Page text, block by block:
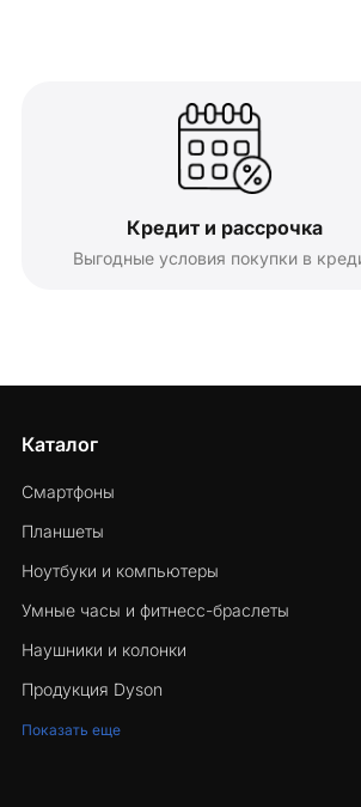
Кредит и рассрочка
Выгодные условия покупки в
Каталог
Смартфоны
Планшеты
Ноутбуки и компьютеры
Умные часы и фитнесс-браслеты
Наушники и колонки
Продукция Dyson
Показать еще